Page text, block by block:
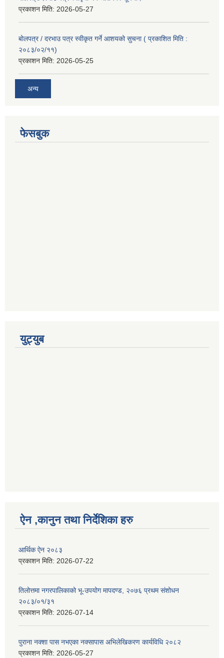
प्रकाशन मिति: 2026-05-27
बोलपत्र / दरभाउ पत्र स्वीकृत गर्ने आशयको सुचना ( प्रकाशित मिति :
२०८३/०२/११)
प्रकाशन मिति: 2026-05-25
अन्य
फेसबुक
युट्युब
ऐन ,कानुन तथा निर्देशिका हरु
आर्थिक ऐन २०८३
प्रकाशन मिति: 2026-07-22
तिलोत्तमा नगरपालिकाको भू-उपयोग मापदण्ड, २०७६ प्रथम संशोधन
२०८३/०१/३१
प्रकाशन मिति: 2026-07-14
पुराना नक्शा पास नभएका नक्सापास अभिलेखिकरण कार्यविधि २०८२
प्रकाशन मिति: 2026-05-27